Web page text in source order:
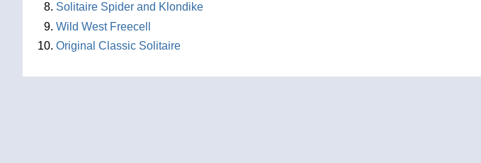
Solitaire Spider and Klondike
Wild West Freecell
Original Classic Solitaire